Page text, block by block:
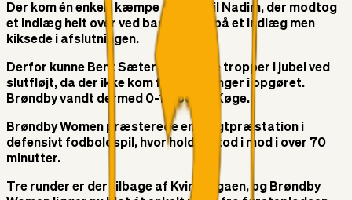
Der kom én enkelt kæmpe chance til Nadim, der modtog
et indlæg helt over ved bagstolpen på et indlæg men
kiksede i afslutningen.
Derfor kunne Bent Sæternes se sine tropper i jubel ved
slutfløjt, da der ikke kom flere scoringer i opgøret.
Brøndby vandt dermed 0-1 mod HB Køge.
Brøndby Women præsterede en magtpræstation i
defensivt fodboldspil, hvor holdet stod i mod i over 70
minutter.
Tre runder er der tilbage af Kvindeligaen, og Brøndby